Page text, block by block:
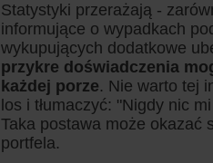
Statystyki przerażają -
informujące o wypadkach
wykupujących dodatkowe
przykre doświadczenia
każdej porze. Nie warto tej
los i tłumaczyć: "Nigdy nic
Taka postawa może okazać
portfela.